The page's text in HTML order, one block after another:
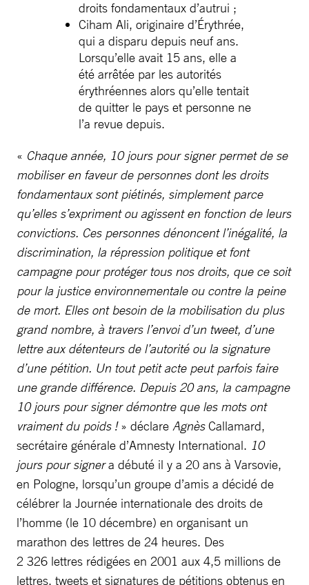
droits fondamentaux d’autrui ;
Ciham Ali, originaire d’Érythrée,
qui a disparu depuis neuf ans.
Lorsqu’elle avait 15 ans, elle a
été arrêtée par les autorités
érythréennes alors qu’elle tentait
de quitter le pays et personne ne
l’a revue depuis.
« Chaque année, 10 jours pour signer permet de se
mobiliser en faveur de personnes dont les droits
fondamentaux sont piétinés, simplement parce
qu’elles s’expriment ou agissent en fonction de leurs
convictions. Ces personnes dénoncent l’inégalité, la
discrimination, la répression politique et font
campagne pour protéger tous nos droits, que ce soit
pour la justice environnementale ou contre la peine
de mort. Elles ont besoin de la mobilisation du plus
grand nombre, à travers l’envoi d’un tweet, d’une
lettre aux détenteurs de l’autorité ou la signature
d’une pétition. Un tout petit acte peut parfois faire
une grande différence. Depuis 20 ans, la campagne
10 jours pour signer démontre que les mots ont
vraiment du poids !» déclare AgnèsCallamard,
secrétaire générale d’Amnesty International. 10
jours pour signera débuté il y a 20 ans à Varsovie,
en Pologne, lorsqu’un groupe d’amis a décidé de
célébrer la Journée internationale des droits de
l’homme (le 10 décembre) en organisant un
marathon des lettres de 24 heures. Des
2 326 lettres rédigées en 2001 aux 4,5 millions de
lettres, tweets et signatures de pétitions obtenus en